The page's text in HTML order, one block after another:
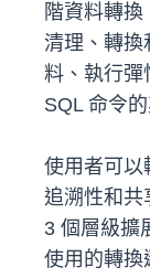
階資料轉
清理、轉換
料、執行彈
SQL 命令
使用者可以
追溯性和共
3 個層級擴
使用的轉換